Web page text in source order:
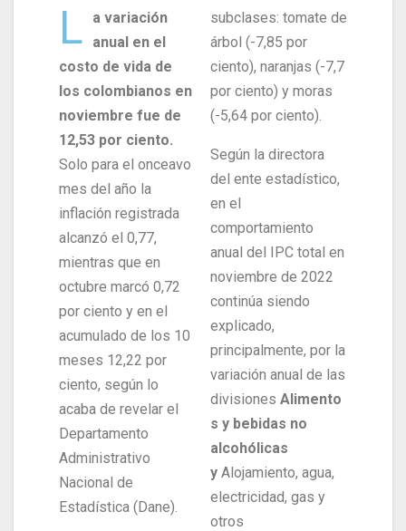
L
a variación
anual en el
costo de vida de
los colombianos en
noviembre fue de
12,53 por ciento.
Solo para el onceavo
mes del año la
inflación registrada
alcanzó el 0,77,
mientras que en
octubre marcó 0,72
por ciento y en el
acumulado de los 10
meses 12,22 por
ciento, según lo
acaba de revelar el
Departamento
Administrativo
Nacional de
Estadística (Dane).
subclases: tomate de
árbol (-7,85 por
ciento), naranjas (-7,7
por ciento) y moras
(-5,64 por ciento).
Según la directora
del ente estadístico,
en el
comportamiento
anual del IPC total en
noviembre de 2022
continúa siendo
explicado,
principalmente, por la
variación anual de las
divisiones Alimento
s y bebidas no
alcohólicas
y Alojamiento, agua,
electricidad, gas y
otros